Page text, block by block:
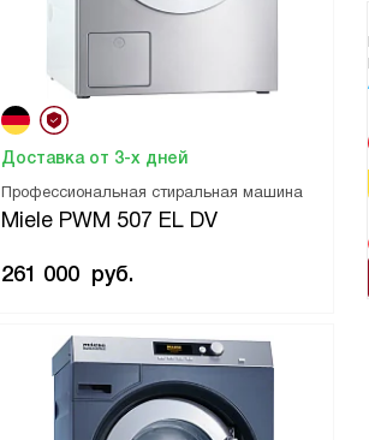
Профессиональная стиральная машина
Miele PWM 507 EL DV
Доставка от 3-х дней
261 000 руб.